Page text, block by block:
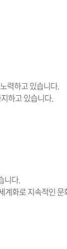
력하고 있습니다.
하고 있습니다.
니다.
화로 지속적인